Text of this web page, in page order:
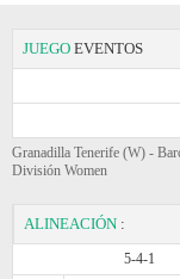
JUEGO EVENTOS
Granadilla Tenerife (W) -
División Women
ALINEACIÓN :
5-4-1